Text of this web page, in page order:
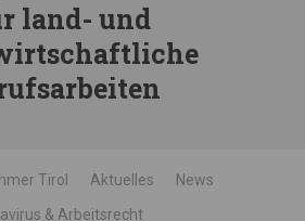
land- und
Tirol Aktuelles
News
& Arbeitsrecht